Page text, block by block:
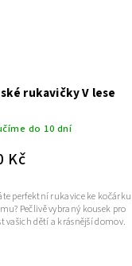
rukavičky V lese
do 10 dní
Kč
perfektní rukavice ke kočárku
Pečlivě vybraný kousek pro
vašich dětí a krásnější domov.